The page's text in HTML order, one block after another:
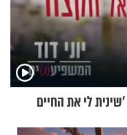
לי את החיים